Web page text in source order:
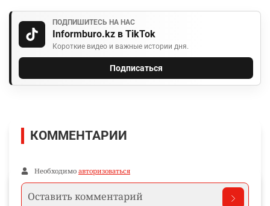
ПОДПИШИТЕСЬ НА НАС
Informburo.kz в TikTok
Короткие видео и важные истории дня.
Подписаться
КОММЕНТАРИИ
Необходимо авторизоваться